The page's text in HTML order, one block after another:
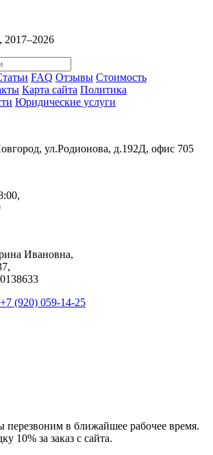
FAQ Отзывы Стоимость
Карта сайта Политика
Юридические услуги
ул.Родионова, д.192Д, офис 705
Ивановна,
+7 (920) 059-14-25
перезвоним в ближайшее рабочее время.
10% за заказ с сайта.